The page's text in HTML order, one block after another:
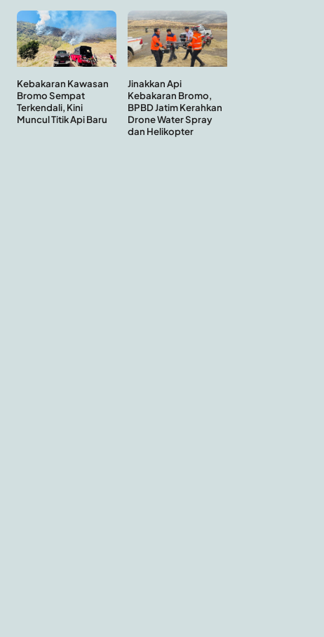
Kebakaran Kawasan
Bromo Sempat
Terkendali, Kini
Muncul Titik Api Baru
Jinakkan Api
Kebakaran Bromo,
BPBD Jatim Kerahkan
Drone Water Spray
dan Helikopter